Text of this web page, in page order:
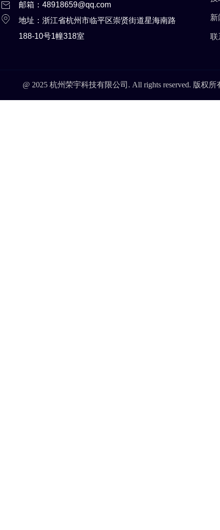
新
联
邮箱：48918659@qq.com
地址：浙江省杭州市临平区崇贤街道星海南路
188-10号1幢318室
@ 2025 杭州荣宇科技有限公司. All rights reserved. 版权